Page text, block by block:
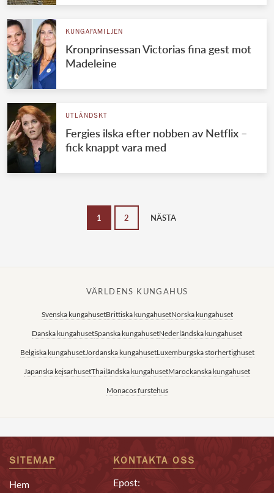
KUNGAFAMILJEN
Kronprinsessan Victorias fina gest mot
Madeleine
UTLÄNDSKT
Fergies ilska efter nobben av Netflix –
fick knappt vara med
1 2 NÄSTA
VÄRLDENS KUNGAHUS
Svenska kungahusetBrittiska kungahusetNorska kungahuset
Danska kungahusetSpanska kungahusetNederländska kungahuset
Belgiska kungahusetJordanska kungahusetLuxemburgska storhertighuset
Japanska kejsarhusetThailändska kungahusetMarockanska kungahuset
Monacos furstehus
SITEMAP
Hem
KONTAKTA OSS
Epost: